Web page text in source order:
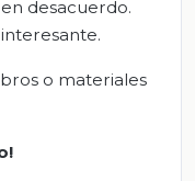
desacuerdo.
o materiales